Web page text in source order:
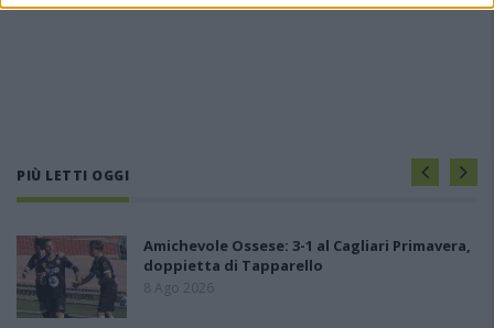
PIÙ LETTI OGGI
Amichevole Ossese: 3-1 al Cagliari Primavera,
doppietta di Tapparello
8 Ago 2026